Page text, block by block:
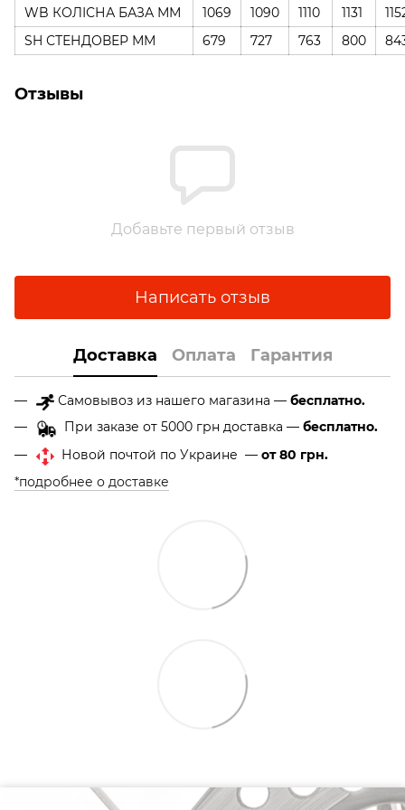
WB КОЛІСНА БАЗА ММ 1069 1090 1110 1131
SH СТЕНДОВЕР ММ
679 727 763 800
Отзывы
Добавьте первый отзыв
Написать отзыв
Доставка Оплата Гарантия
Самовывоз из нашего магазина — бесплатно.
При заказе от 5000 грн доставка — бесплатно.
Новой почтой по Украине — от 80 грн.
*подробнее о доставке